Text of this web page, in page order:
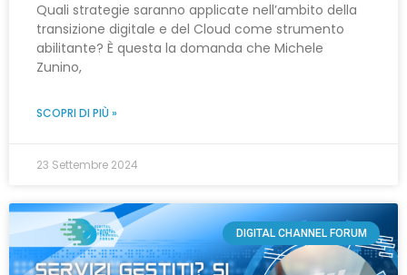
Quali strategie saranno applicate nell’ambito della
transizione digitale e del Cloud come strumento
abilitante? È questa la domanda che Michele
Zunino,
SCOPRI DI PIÙ »
23 Settembre 2024
DIGITAL CHANNEL FORUM